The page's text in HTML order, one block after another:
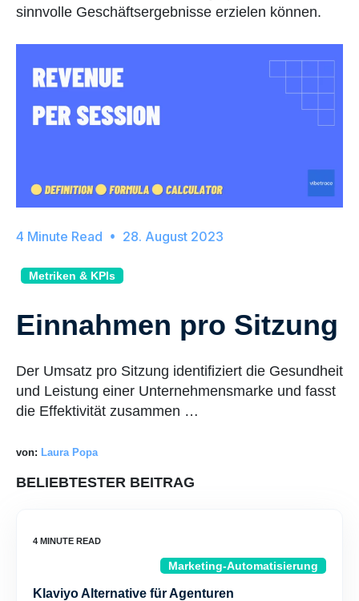
sinnvolle Geschäftsergebnisse erzielen können.
28. August 2023
Metriken & KPIs
Einnahmen pro Sitzung
Der Umsatz pro Sitzung identifiziert die Gesundheit
und Leistung einer Unternehmensmarke und fasst
die Effektivität zusammen …
von: Laura Popa
BELIEBTESTER BEITRAG
Marketing-Automatisierung
Klaviyo Alternative für Agenturen